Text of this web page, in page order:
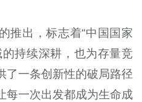
推出，标志着“中国国家
持续深耕，也为存量竞
了一条创新性的破局路径
一次出发都成为生命成